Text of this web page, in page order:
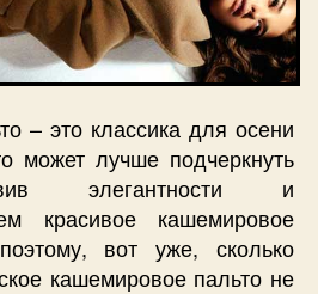
– это классика для осени
может лучше подчеркнуть
элегантности и
красивое кашемировое
вот уже, сколько
кашемировое пальто не